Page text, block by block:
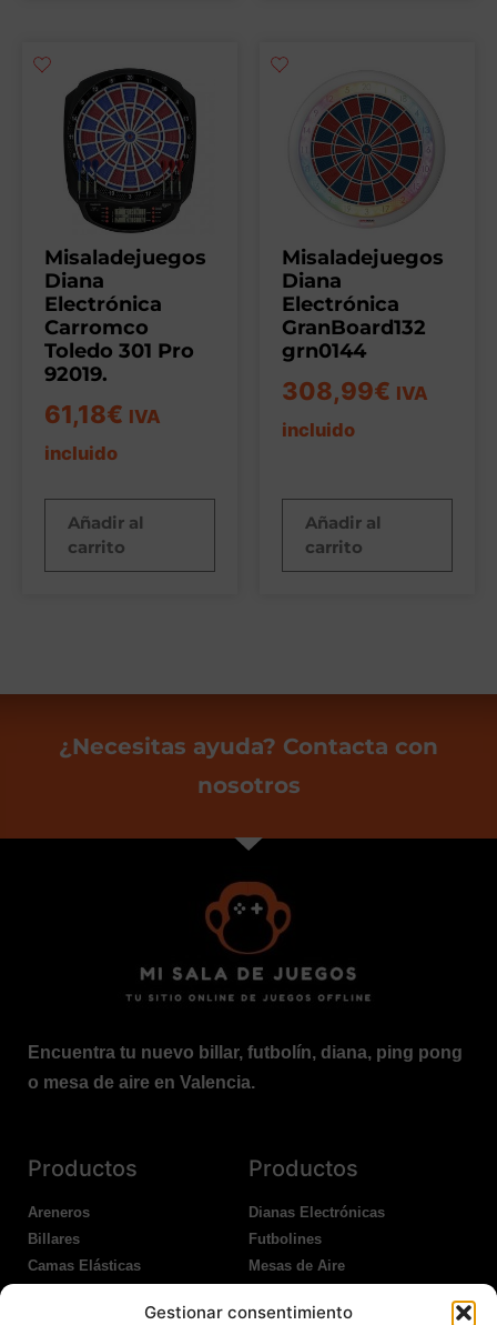
Gestionar consentimiento
Misaladejuegos
Diana
Electrónica
Carromco
Toledo 301 Pro
92019.
61,18€ IVA
incluido
Añadir al
carrito
Misaladejuegos
Diana
Electrónica
GranBoard132
grn0144
308,99€ IVA
incluido
Añadir al
carrito
¿Necesitas ayuda? Contacta con
nosotros
Encuentra tu nuevo billar, futbolín, diana, ping pong
o mesa de aire en Valencia.
Productos
Areneros
Billares
Camas Elásticas
Productos
Dianas Electrónicas
Futbolines
Mesas de Aire
Ping Pong Exterior